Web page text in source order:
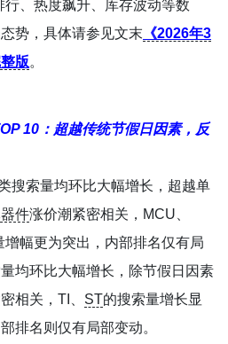
、热度飙升、库存波动等数
势，具体请参见文末 《2026年3
版。
10：超越传统节假日因素，反
搜索量均环比大幅增长，超越单
件涨价潮紧密相关，MCU、
幅更为突出，内部排名仅有局
均环比大幅增长，除节假日因素
相关，TI、 ST的搜索量增长显
排名则仅有局部变动。